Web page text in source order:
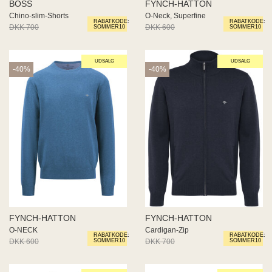
RABATKODE:
SOMMER10
BOSS
Chino-slim-Shorts
DKK 700
DKK 350
RABATKODE:
SOMMER10
FYNCH-HATTON
O-Neck, Superfine
DKK 600
DKK 360
UDSALG
RABATKODE:
SOMMER10
-40%
FYNCH-HATTON
O-NECK
DKK 600
DKK 360
UDSALG
RABATKODE:
SOMMER10
-40%
FYNCH-HATTON
Cardigan-Zip
DKK 700
DKK 420